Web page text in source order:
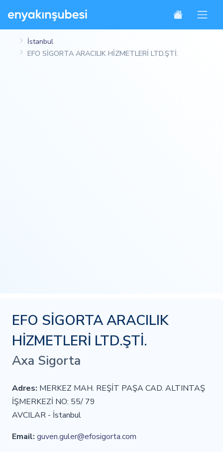
İstanbul
EFO SİGORTA ARACILIK HİZMETLERİ LTD.ŞTİ.
EFO SİGORTA ARACILIK
HİZMETLERİ LTD.ŞTİ.
Axa Sigorta
Adres: MERKEZ MAH. REŞİT PAŞA CAD. ALTINTAŞ
İŞMERKEZİ NO: 55/ 79
AVCILAR - İstanbul
Email: guven.guler@efosigorta.com